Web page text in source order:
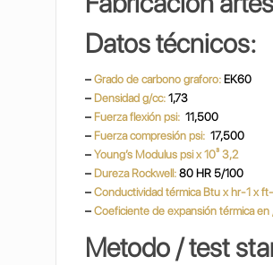
Datos técnicos:
–Grado de carbono graforo: EK60
–Densidad g/cc: 1,73
–Fuerza flexión psi: 11,500
–Fuerza compresión psi: 17,500
–Young’s Modulus psi x 10³ 3,2
–Dureza Rockwell: 80 HR 5/100
– Conductividad térmica Btu x hr-1 x ft-
–Coeficiente de expansión térmica en
Metodo / test